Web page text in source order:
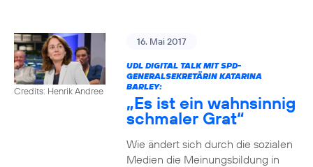
Credits: Henrik Andree
16. Mai 2017
UDL DIGITAL TALK MIT SPD-
GENERALSEKRETÄRIN KATARINA
BARLEY:
„Es ist ein wahnsinnig
schmaler Grat“
Wie ändert sich durch die sozialen
Medien die Meinungsbildung in